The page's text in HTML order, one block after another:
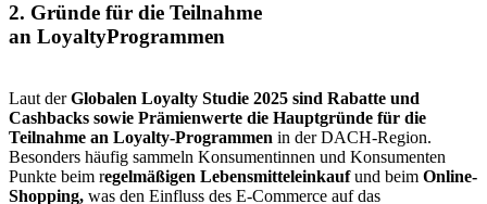
2. Gründe für die Teilnahme
an LoyaltyProgrammen
Laut derGlobalen Loyalty Studie 2025 sind Rabatte und
Cashbacks sowie Prämienwerte die Hauptgründe für die
Teilnahme an Loyalty-Programmen in der DACH-Region.
Besonders häufig sammeln Konsumentinnen und Konsumenten
Punkte beim regelmäßigen Lebensmitteleinkaufund beim Online-
Shopping, was den Einfluss des E-Commerce auf das